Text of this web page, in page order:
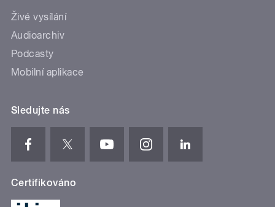
Živé vysílání
Audioarchiv
Podcasty
Mobilní aplikace
Sledujte nás
Certifikováno